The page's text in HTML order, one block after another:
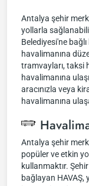
Antalya şehir
yollarla
Belediyesi'ne
havalimanına
tramvayları, taksi
havalimanına
aracınızla veya
havalimanına
Antalya şehir
popüler ve etkin
kullanmaktır.
bağlayan HAVAŞ,